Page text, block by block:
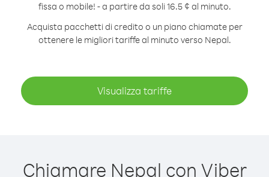
fissa o mobile! - a partire da soli 16.5 ¢ al minuto.
Acquista pacchetti di credito o un piano chiamate per
ottenere le migliori tariffe al minuto verso Nepal.
Visualizza tariffe
Chiamare Nepal con Viber